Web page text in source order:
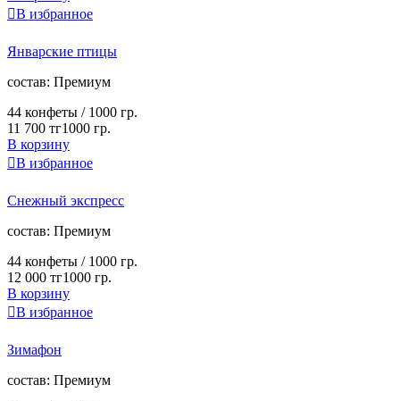
В избранное
Январские птицы
cостав: Премиум
44 конфеты / 1000 гр.
11 700 тг1000 гр.
В корзину
В избранное
Снежный экспресс
cостав: Премиум
44 конфеты / 1000 гр.
12 000 тг1000 гр.
В корзину
В избранное
Зимафон
cостав: Премиум